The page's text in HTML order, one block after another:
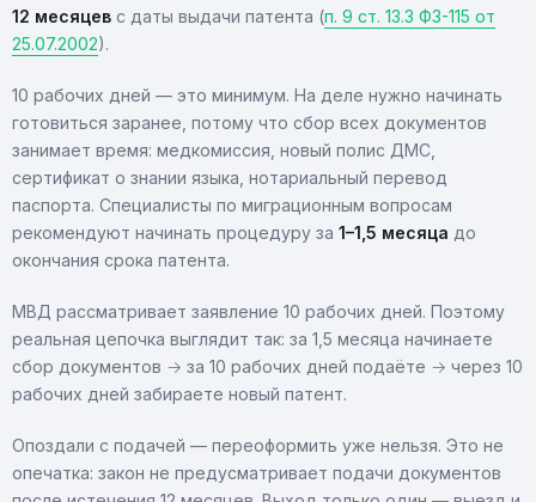
12 месяцев с даты выдачи патента (п. 9 ст. 13.3 ФЗ-115 от
25.07.2002).
10 рабочих дней — это минимум. На деле нужно начинать
готовиться заранее, потому что сбор всех документов
занимает время: медкомиссия, новый полис ДМС,
сертификат о знании языка, нотариальный перевод
паспорта. Специалисты по миграционным вопросам
рекомендуют начинать процедуру за 1–1,5 месяца до
окончания срока патента.
МВД рассматривает заявление 10 рабочих дней. Поэтому
реальная цепочка выглядит так: за 1,5 месяца начинаете
сбор документов → за 10 рабочих дней подаёте → через 10
рабочих дней забираете новый патент.
Опоздали с подачей — переоформить уже нельзя. Это не
опечатка: закон не предусматривает подачи документов